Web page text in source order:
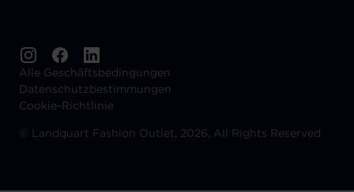
Alle Geschäftsbedingungen
Datenschutzbestimmungen
Cookie-Richtlinie
©
Landquart Fashion Outlet, 2026, All Rights Reserved